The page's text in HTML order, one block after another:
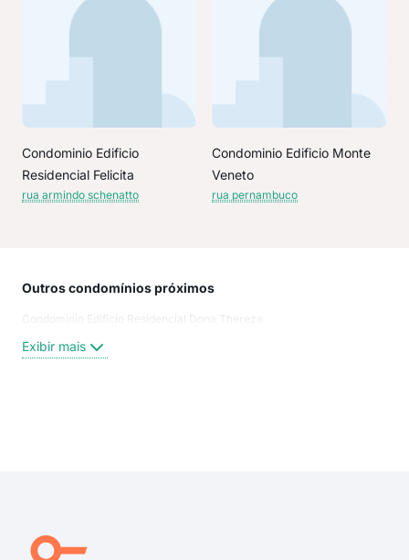
Condominio Edificio
Residencial Felicita
rua armindo schenatto
Condominio Edificio Monte
Veneto
rua pernambuco
Outros condomínios próximos
Condominio Edificio Residencial Dona Thereza
Exibir mais